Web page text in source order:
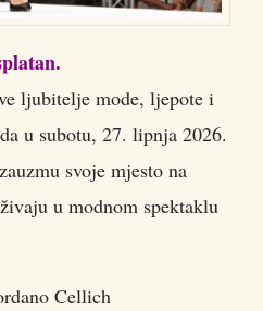
ljubitelje mode, ljepote i
u subotu, 27. lipnja 2026.
svoje mjesto na
u modnom spektaklu
Cellich